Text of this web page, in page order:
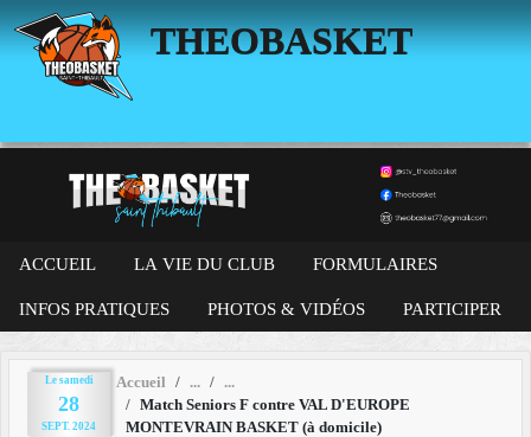
THEOBASKET
ACCUEIL LA VIE DU CLUB FORMULAIRES
INFOS PRATIQUES PHOTOS & VIDÉOS PARTICIPER
Le samedi
28
SEPT. 2024
Accueil
Match Seniors F contre VAL D'EUROPE
MONTEVRAIN BASKET (à domicile)
Panneau de gestion des cookies